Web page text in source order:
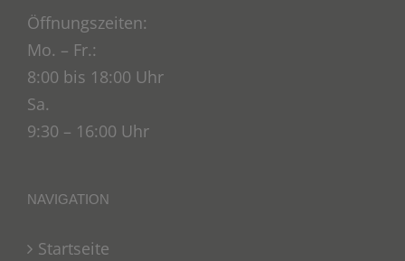
Öffnungszeiten:
Mo. – Fr.:
8:00 bis 18:00 Uhr
Sa.
9:30 – 16:00 Uhr
NAVIGATION
Startseite